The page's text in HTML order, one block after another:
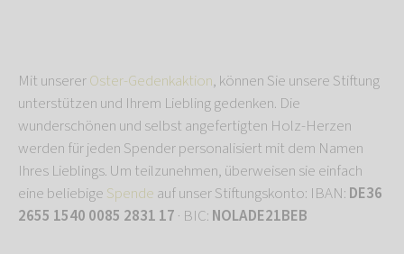
Mit unsererOster-Gedenkaktion, können Sie unsere Stiftung
unterstützen und Ihrem Liebling gedenken. Die
wunderschönen und selbst angefertigten Holz-Herzen
werden für jeden Spender personalisiert mit dem Namen
Ihres Lieblings. Um teilzunehmen, überweisen sie einfach
eine beliebige Spende auf unser Stiftungskonto: IBAN: DE36
2655 1540 0085 2831 17 · BIC: NOLADE21BEB